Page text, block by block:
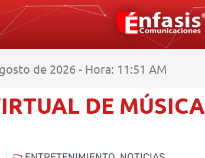
de 2026 - Hora: 11:51 AM
DE MÚSICA